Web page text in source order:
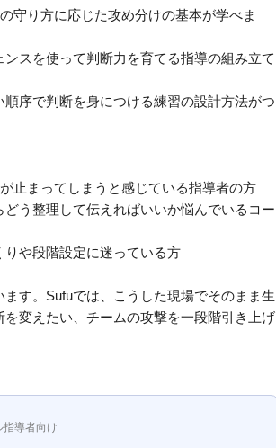
守り方に応じた攻め分けの基本が学べま
スを使って判断力を育てる指導の組み立て
序で判断を身につける練習の設計方法がつ
止まってしまうと感じている指導者の方
う整理して伝えればいいか悩んでいるコー
りや段階設定に迷っている方
す。Sufuでは、こうした現場でそのまま生
変えたい、チームの攻撃を一段階引き上げ
指導者向け